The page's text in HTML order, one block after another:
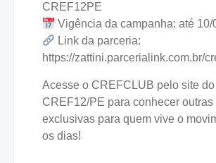
CREF12PE
Vigência da campanha: até 10/
Link da parceria:
https://zattini.parcerialink.com.br/
Acesse o CREFCLUB pelo site do
CREF12/PE para conhecer outras
exclusivas para quem vive o
os dias!